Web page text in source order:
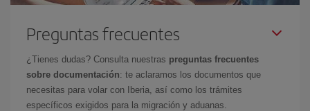
Preguntas frecuentes
¿Tienes dudas? Consulta nuestras preguntas frecuentes
sobre documentación: te aclaramos los documentos que
necesitas para volar con Iberia, así como los trámites
específicos exigidos para la migración y aduanas.